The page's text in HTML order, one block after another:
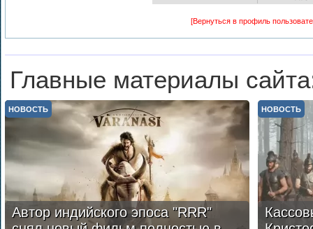
[Вернуться в профиль
Главные материалы
Автор индийского эпоса "RRR"
НОВОСТЬ НОВОСТЬ